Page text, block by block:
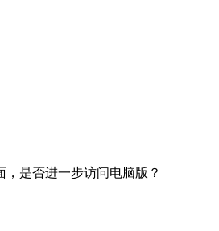
是否进一步访问电脑版？